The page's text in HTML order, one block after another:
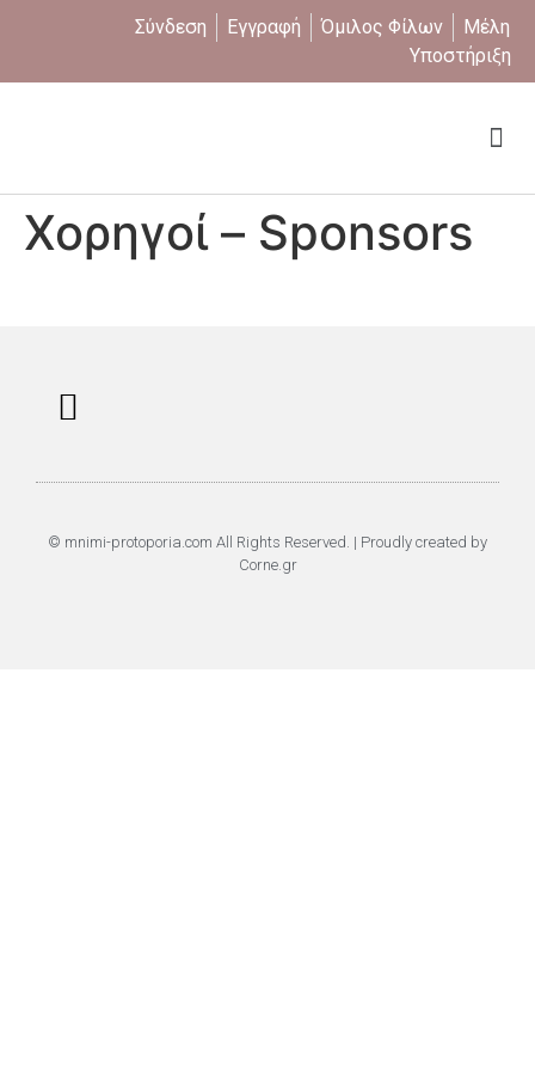
Σύνδεση Εγγραφή Όμιλος Φίλων
Μέλη
Υποστήριξη
Χορηγοί – Sponsors
© mnimi-protoporia.com All Rights Reserved. | Proudly created by
Corne.gr